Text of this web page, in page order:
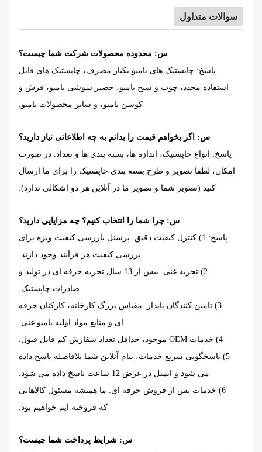
سوالات متداول
س: محدوده محصولات شرکت شما چیست؟
پاسخ: چاپستیک های بامبو یکبار مصرف، چاپستیک های قابل
استفاده مجدد، چوب و سیخ بامبو، حصیر سوشی بامبو، فرش و
کوسن بامبو، و سایر محصولات بامبو.
س: اگر بخواهم قیمت را بدانم به چه اطلاعاتی نیاز دارید؟
پاسخ: انواع چاپستیک، اندازه ها، بسته بندی ها و تعداد. در صورت
امکان، لطفا تصویر و طرح بسته بندی چاپستیک را برای ما ارسال
کنید (تصویر شما و تصویر ما در آنلاین هر دو اشکالی ندارد).
س: چرا شما را انتخاب کنیم؟ چه مزایایی دارید؟
پاسخ: 1) کنترل کیفیت دقیق. پرسنل بازرسی کیفیت ویژه برای
بررسی کیفیت هر فرآیند وجود دارند.
2) تجربه غنی. بیش از 13 سال تجربه حرفه ای در تولید و
صادرات چاپستیک.
3) تامین کنندگان پایدار. مقیاس بزرگ کارخانه، کارکنان حرفه
ای و منابع مواد اولیه بامبو غنی.
5) پاسخگویی سریع خدمات، پیام آنلاین شما بلافاصله پاسخ داده
می شود و ایمیل در عرض 12 ساعت پاسخ داده می شود.
6) خدمات پس از فروش حرفه ای. ما همیشه مسئول کالاهایی
که فروخته ایم خواهیم بود.
س: شرایط پرداخت شما چیست؟